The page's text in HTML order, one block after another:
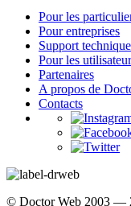
Pour les
Pour entreprises
Support technique
Pour les
Partenaires
A propos de
Contacts
© Doctor Web 2003 —